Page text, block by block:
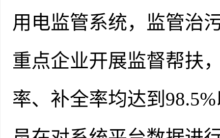
用电监管系统，监管治
重点企业开展监督帮扶
率、补全率均达到